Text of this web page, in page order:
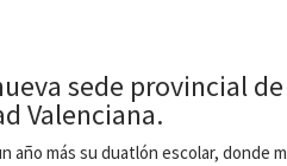
sede provincial
Valenciana.
año más su duatlón escolar, donde